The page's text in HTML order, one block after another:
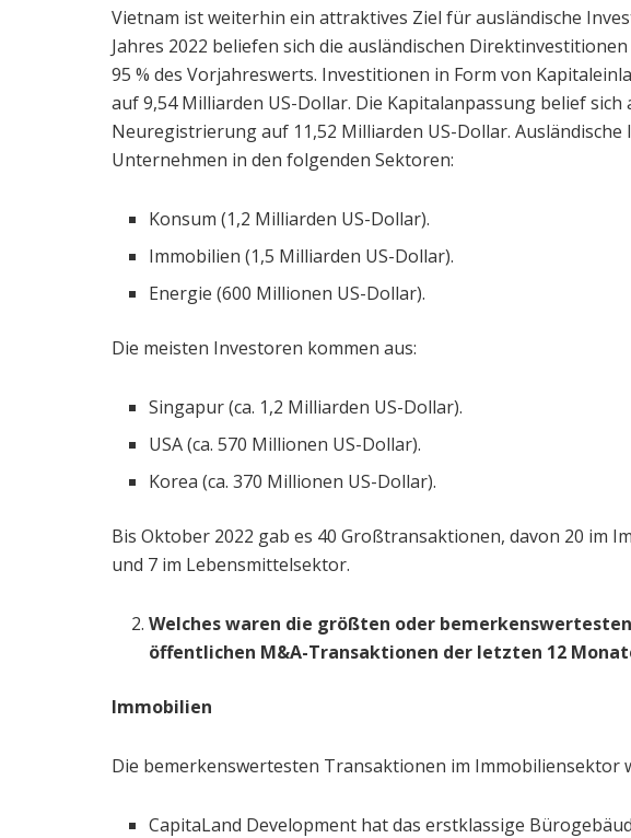
Vietnam ist weiterhin ein attraktives Ziel für ausländische
Jahres 2022 beliefen sich die ausländischen
95 % des Vorjahreswerts. Investitionen in Form von
auf 9,54 Milliarden US-Dollar. Die Kapitalanpassung belief
Neuregistrierung auf 11,52 Milliarden US-Dollar.
Unternehmen in den folgenden Sektoren:
Konsum (1,2 Milliarden US-Dollar).
Immobilien (1,5 Milliarden US-Dollar).
Energie (600 Millionen US-Dollar).
Die meisten Investoren kommen aus:
Singapur (ca. 1,2 Milliarden US-Dollar).
USA (ca. 570 Millionen US-Dollar).
Korea (ca. 370 Millionen US-Dollar).
Bis Oktober 2022 gab es 40 Großtransaktionen, davon 20 im
und 7 im Lebensmittelsektor.
Welches waren die größten oder
öffentlichen M&A-Transaktionen der letzten 12
Immobilien
Die bemerkenswertesten Transaktionen im Immobiliensektor
CapitaLand Development hat das erstklassige